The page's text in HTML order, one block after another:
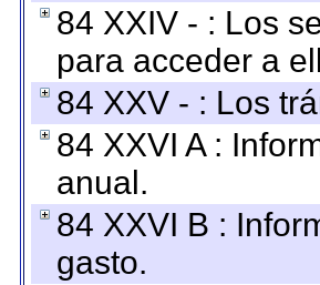
84 XXIV - : Los
para acceder a
84 XXV - : Los
84 XXVI A :
anual.
84 XXVI B :
gasto.